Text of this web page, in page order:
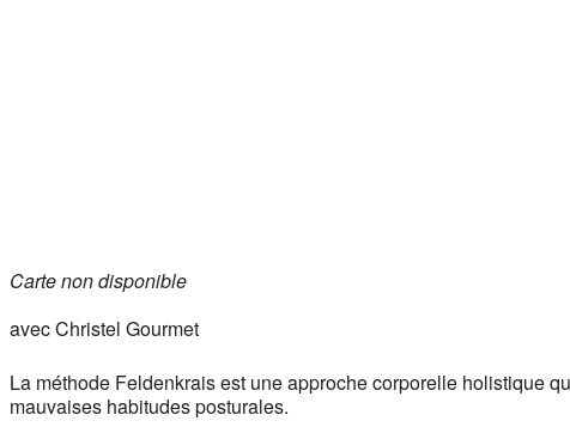
Carte non disponible
avec Christel Gourmet
La méthode Feldenkrais est une approche corporelle holistique
mauvaises habitudes posturales.